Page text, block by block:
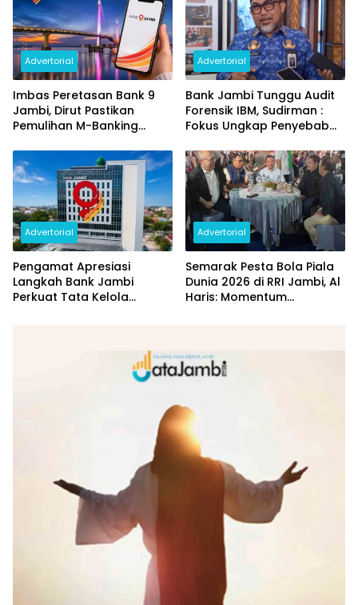
Advertorial
Imbas Peretasan Bank 9
Jambi, Dirut Pastikan
Pemulihan M-Banking
Advertorial
Bank Jambi Tunggu Audit
Forensik IBM, Sudirman :
Fokus Ungkap Penyebab
Rp144 Miliar
Advertorial
Pengamat Apresiasi
Langkah Bank Jambi
Perkuat Tata Kelola
Advertorial
Semarak Pesta Bola Piala
Dunia 2026 di RRI Jambi, Al
Haris: Momentum